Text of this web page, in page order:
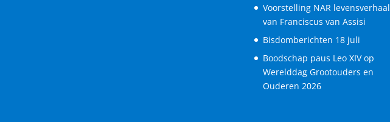
Voorstelling NAR levensverhaal
van Franciscus van Assisi
Bisdomberichten 18 juli
Boodschap paus Leo XIV op
Werelddag Grootouders en
Ouderen 2026